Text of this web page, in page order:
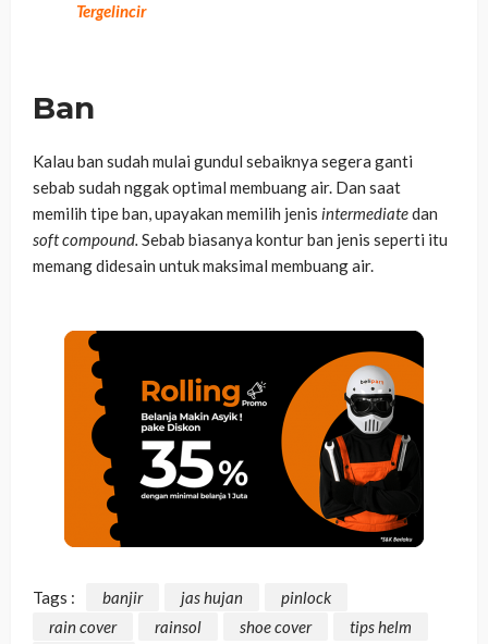
Tergelincir
Ban
Kalau ban sudah mulai gundul sebaiknya segera ganti
sebab sudah nggak optimal membuang air. Dan saat
memilih tipe ban, upayakan memilih jenis intermediatedan
soft compound. Sebab biasanya kontur ban jenis seperti itu
memang didesain untuk maksimal membuang air.
Tags : banjir jas hujan
pinlock
rain cover
rainsol shoe cover
tips helm